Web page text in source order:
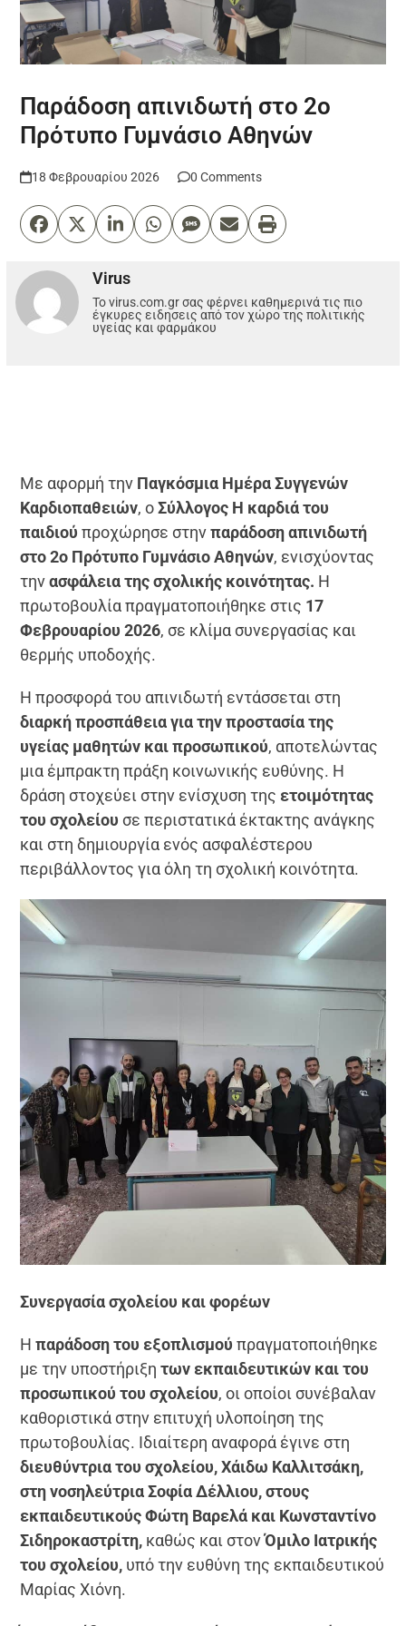
Παράδοση απινιδωτή στο 2ο
Πρότυπο Γυμνάσιο Αθηνών
18 Φεβρουαρίου 2026 0 Comments
Virus
Το virus.com.gr σας φέρνει καθημερινά τις πιο
έγκυρες ειδησεις από τον χώρο της πολιτικής
υγείας και φαρμάκου
Με αφορμή την Παγκόσμια Ημέρα Συγγενών
Καρδιοπαθειών, οΣύλλογος Η καρδιά του
παιδιού προχώρησε στηνπαράδοση απινιδωτή
στο 2ο Πρότυπο Γυμνάσιο Αθηνών, ενισχύοντας
τηνασφάλεια της σχολικής κοινότητας. Η
πρωτοβουλία πραγματοποιήθηκε στις 17
Φεβρουαρίου 2026, σε κλίμα συνεργασίας και
θερμής υποδοχής.
Η προσφορά του απινιδωτή εντάσσεται στη
διαρκή προσπάθεια για την προστασία της
υγείας μαθητών και προσωπικού, αποτελώντας
μια έμπρακτη πράξη κοινωνικής ευθύνης. Η
δράση στοχεύει στην ενίσχυση της ετοιμότητας
του σχολείου σε περιστατικά έκτακτης ανάγκης
και στη δημιουργία ενός ασφαλέστερου
περιβάλλοντος για όλη τη σχολική κοινότητα.
Συνεργασία σχολείου και φορέων
Ηπαράδοση του εξοπλισμού πραγματοποιήθηκε
με την υποστήριξη των εκπαιδευτικών και του
προσωπικού του σχολείου, οι οποίοι συνέβαλαν
καθοριστικά στην επιτυχή υλοποίηση της
πρωτοβουλίας. Ιδιαίτερη αναφορά έγινε στη
διευθύντρια του σχολείου, Χάιδω Καλλιτσάκη,
στη νοσηλεύτρια Σοφία Δέλλιου, στους
εκπαιδευτικούς Φώτη Βαρελά και Κωνσταντίνο
Σιδηροκαστρίτη, καθώς και στονΌμιλο Ιατρικής
του σχολείου, υπό την ευθύνη της εκπαιδευτικού
Μαρίας Χιόνη.